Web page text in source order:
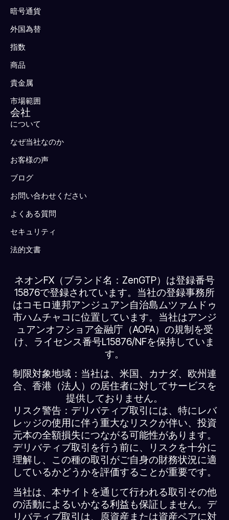
暗号通貨
外国為替
指数
商品
貴金属
市場範囲
会社
について
なぜ当社なのか
お客様の声
ブログ
お問い合わせください
よくある質問
セキュリティ
法的文書
ネオンFX（ブランド名：ZenGTP）は登録番号
15876で登録されています。当社の登録事務所
はコモロ連邦アンジュアン自治島ムツァムドゥ
市ハムチャコに位置しています。当社はアンジ
ュアンオフショア金融庁（AOFA）の規制を受
け、ライセンス番号L15876/NFを保持していま
す。
制限対象地域：当社は、米国、カナダ、欧州連
合、香港（法人）の居住者に対してサービスを
提供しておりません。
リスク警告：デリバティブ取引には、特にレバ
レッジの使用に伴う重大なリスクが伴い、投資
元本の全額損失につながる可能性があります。
デリバティブ取引を行う前に、リスクを十分に
理解し、この種の取引がご自身の財務状況に適
しているかどうかを評価することが重要です。
当社は、本サイトを通じて行われる取引その他
の活動によるいかなる利益も保証しません。デ
リバティブ取引は、原資産または資産ペアに対